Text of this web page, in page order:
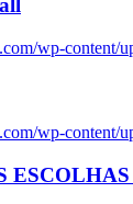
wp-content/
wp-content/